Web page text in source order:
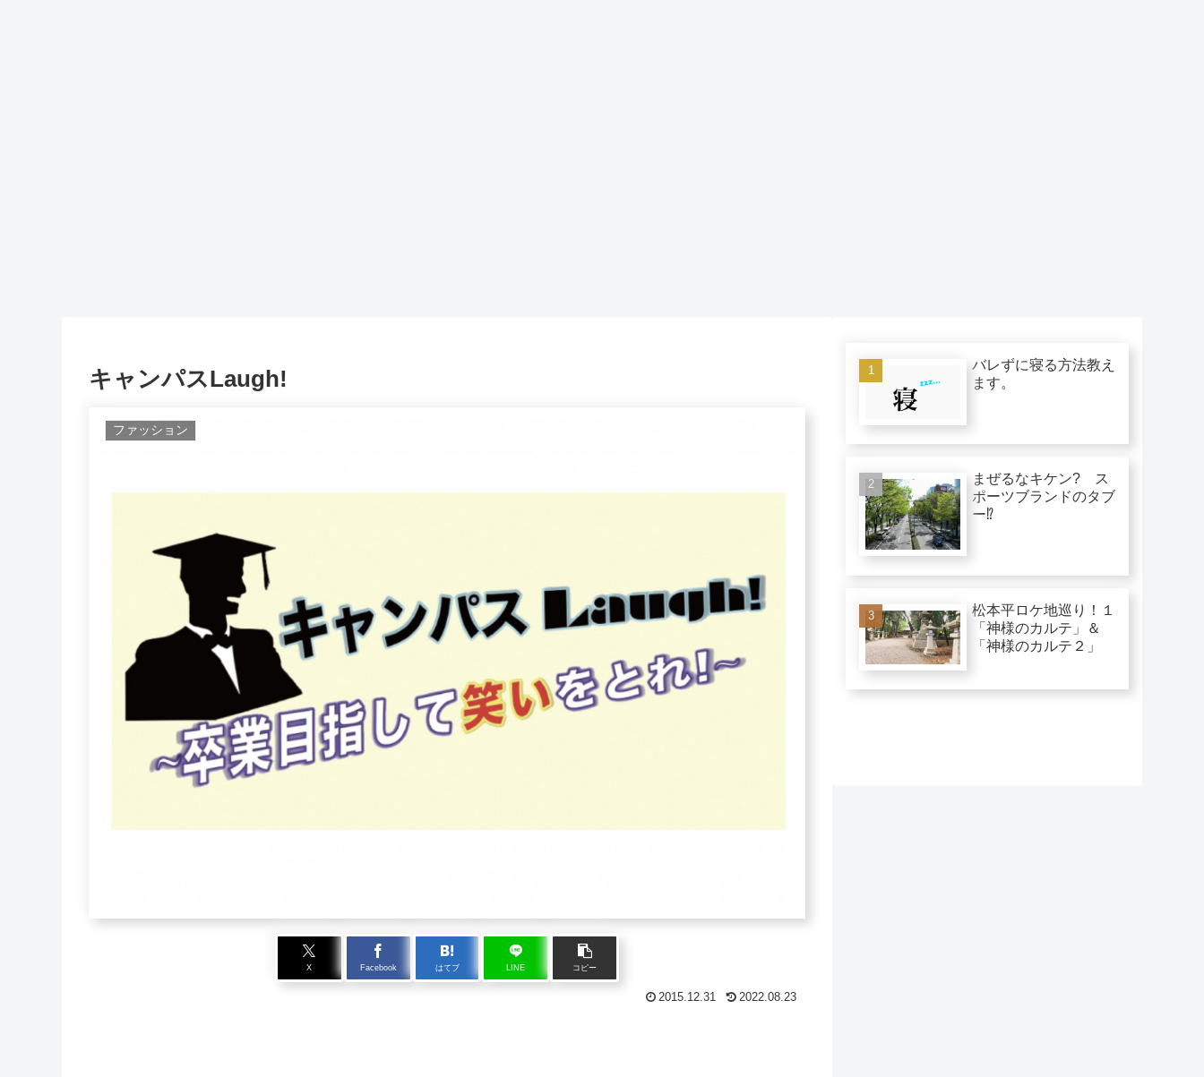
キャンパスLaugh!
ファッション
X Facebook はてブ LINE コピー
2015.12.31 2022.08.23
バレずに寝る方法教え
ます。
まぜるなキケン? ス
ポーツブランドのタブ
ー⁉︎
松本平ロケ地巡り！１
「神様のカルテ」＆
「神様のカルテ２」